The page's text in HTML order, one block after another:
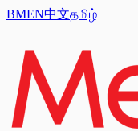
BMEN中文தமிழ்